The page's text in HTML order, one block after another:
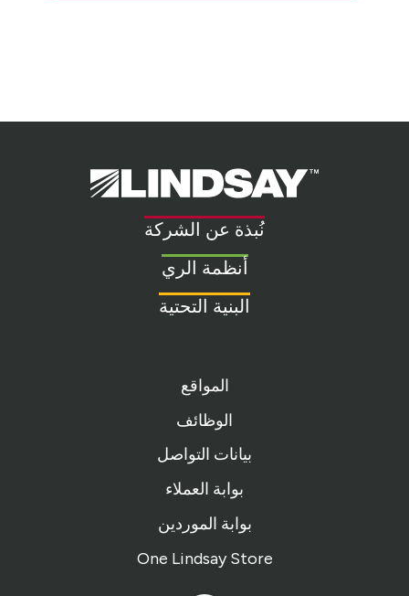
Lindsay.
Link
homepage
نُبذة عن الشركة
أنظمة الري
البنية التحتية
المواقع
الوظائف
بيانات التواصل
بوابة العملاء
بوابة الموردين
One Lindsay Store